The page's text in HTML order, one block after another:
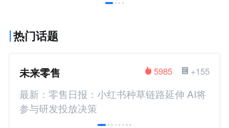
热门话题
未来零售 +155
5985
最新：零售日报：小红书种草链路延伸 AI将
参与研发投放决策